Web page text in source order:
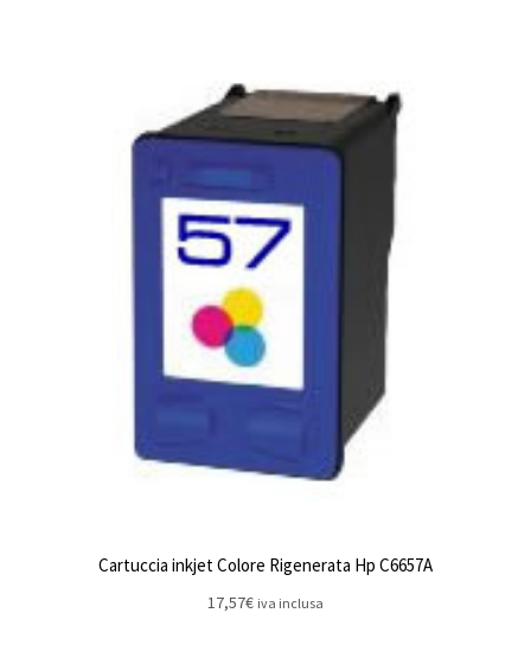
Cartuccia inkjet Colore Rigenerata Hp C6657A
17,57€ iva inclusa